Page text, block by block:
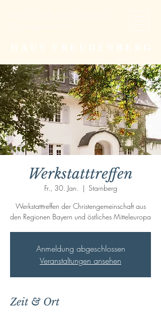
Werkstatttreffen
Fr., 30. Jan.
  |
Starnberg
Werkstatttreffen der Christengemeinschaft aus
den Regionen Bayern und östliches Mitteleuropa
Anmeldung abgeschlossen
Veranstaltungen ansehen
Zeit & Ort